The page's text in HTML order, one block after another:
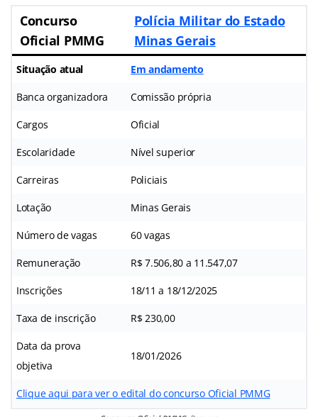
Concurso
Oficial PMMG
Polícia Militar do Estado
Minas Gerais
Situação atual Em andamento
Banca organizadora Comissão própria
Cargos Oficial
Escolaridade Nível superior
Carreiras Policiais
Lotação Minas Gerais
Número de vagas 60 vagas
Remuneração R$ 7.506,80 a 11.547,07
Inscrições 18/11 a 18/12/2025
Taxa de inscrição R$ 230,00
Data da prova
objetiva
18/01/2026
Clique aqui para ver o edital do concurso Oficial PMMG